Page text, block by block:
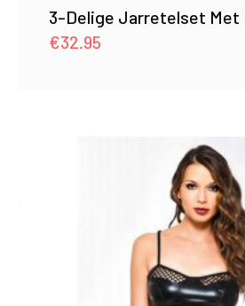
3-Delige Jarretelset Met
€32.95